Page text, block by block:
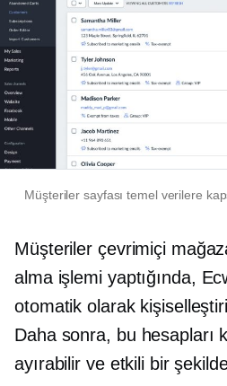
Müşteriler sayfası temel verilere
Müşteriler çevrimiçi
alma işlemi yaptığında,
otomatik olarak
Daha sonra, bu hesapları
ayırabilir ve etkili bir